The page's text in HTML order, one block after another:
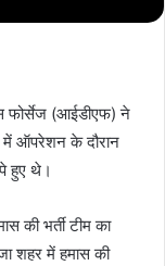
फोर्सेज (आईडीएफ) ने
में ऑपरेशन के दौरान
हुए थे।
की भर्ती टीम का
शहर में हमास की